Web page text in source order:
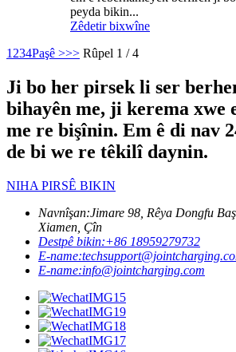
peyda bikin...
Zêdetir bixwîne
1 234Paşê >>> Rûpel 1 / 4
Ji bo her pirsek li ser
bihayên me, ji kerema xwe
me re bişînin. Em ê di nav
de bi we re têkilî daynin.
NIHA PIRSÊ BIKIN
Navnîşan:Jimare 98, Rêya Dongfu
Xiamen, Çîn
Destpê bikin:+86 18959279732
E-name:
E-name:info@jointcharging.com